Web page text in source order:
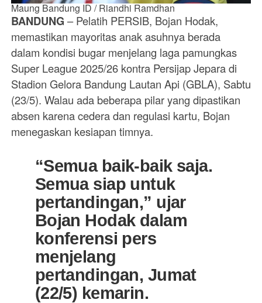
Maung Bandung ID / Riandhi Ramdhan
BANDUNG – Pelatih PERSIB, Bojan Hodak,
memastikan mayoritas anak asuhnya berada
dalam kondisi bugar menjelang laga pamungkas
Super League 2025/26 kontra Persijap Jepara di
Stadion Gelora Bandung Lautan Api (GBLA), Sabtu
(23/5). Walau ada beberapa pilar yang dipastikan
absen karena cedera dan regulasi kartu, Bojan
menegaskan kesiapan timnya.
“Semua baik-baik saja.
Semua siap untuk
pertandingan,” ujar
Bojan Hodak dalam
konferensi pers
menjelang
pertandingan, Jumat
(22/5) kemarin.